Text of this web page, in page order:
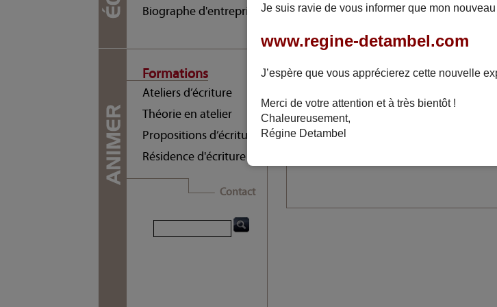
Biographe d'entreprise
Formations
Ateliers d’écriture
Théorie en atelier
Propositions d’écriture
Résidence d'écriture
Contact
Quelques lignes seulement suffisent à
Il paraît que Gasterea est la dixième muse :
de l’univers, puisqu’il n’est rien sans la vie,
Une heure plus tard, je me bats avec un
comme du chewing-gum en attendant que
Quelque chose me dit que je ne mangerai
Je suis ravie de vous informer que mon
www.regine-detambel.com
J’espère que vous apprécierez cette nouvelle
Merci de votre attention et à très bientôt !
Chaleureusement,
Régine Detambel